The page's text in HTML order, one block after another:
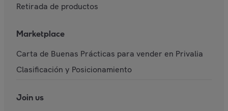
Retirada de productos
Marketplace
Carta de Buenas Prácticas para vender en Privalia
Clasificación y Posicionamiento
Join us